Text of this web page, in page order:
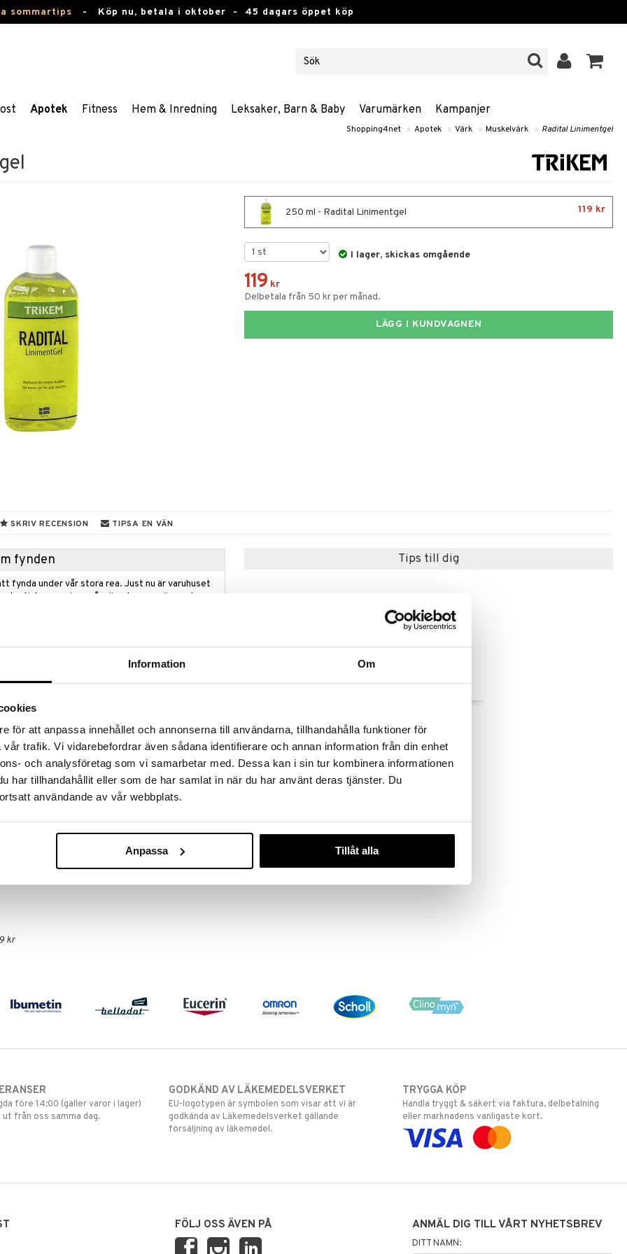
Information Om
för att anpassa innehållet och annonserna till användarna, tillhandahålla funktioner för
trafik. Vi vidarebefordrar även sådana identifierare och annan information från din enhet
och analysföretag som vi samarbetar med. Dessa kan i sin tur kombinera informationen
har tillhandahållit eller som de har samlat in när du har använt deras tjänster. Du
användande av vår webbplats.
Anpassa Tillåt alla
sommartips - Köp nu, betala i oktober - 45 dagars öppet köp
Apotek Fitness Hem & Inredning Leksaker, Barn & Baby Varumärken Kampanjer
Shopping4net » Apotek » Värk » Muskelvärk » Radital Linimentgel
250 ml - Radital Linimentgel 119 kr
I lager, skickas omgående
119 kr
Delbetala från 50 kr per månad.
LÄGG I KUNDVAGNEN
SKRIV RECENSION TIPSA EN VÄN
fynden
fynda under vår stora rea. Just nu är varuhuset
reapriser på mängder av spännande
»
och ger lindring vid tillfällig
för att förebygga och lindra besvär i muskler,
marknadens mest effektiva liniment och verkar
till långvarig jämn värme. Används flitigt inom
Carbomer, Eucalyptol CL 19140
kr
Tips till dig
129 kr 216 kr
före 14:00 (gäller varor i lager)
från oss samma dag.
GODKÄND AV LÄKEMEDELSVERKET
EU-logotypen är symbolen som visar att vi är
godkända av Läkemedelsverket gällande
försäljning av läkemedel.
TRYGGA KÖP
Handla tryggt & säkert via faktura, delbetalning
eller marknadens vanligaste kort.
FÖLJ OSS ÄVEN PÅ ANMÄL DIG TILL VÅRT NYHETSBREV
DITT NAMN: